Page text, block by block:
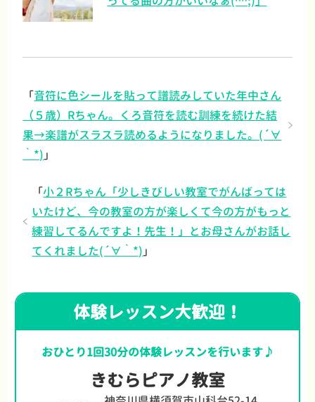
「音符に色シールを貼って譜読みしていた年中さん
（５歳）Rちゃん。くろ音符を読む訓練を続けた結
果→楽譜がスラスラ読めるようになりました。(´∀
｀*) 」
「小２Rちゃん「少しきびしい教室でがんばっては
いたけど、今の教室の方が楽しくて今の方がもっと
練習してるんですよ！先生！」とお母さんがお話し
てくれました(´∀｀*) 」
体験レッスン大歓迎！
おひとり1回30分の体験レッスンを行います♪
きむらピアノ教室